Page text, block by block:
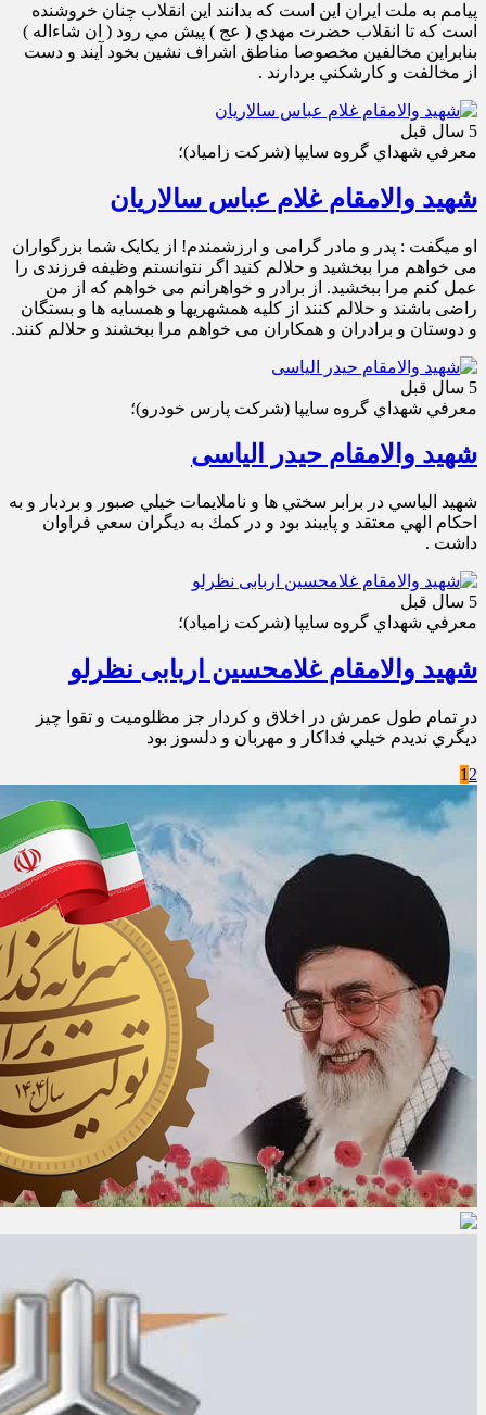
پيامم به ملت ايران اين است كه بدانند اين انقلاب چنان خروشنده
است كه تا انقلاب حضرت مهدي ( عج ) پيش مي رود ( ان شاءاله )
بنابراين مخالفين مخصوصا مناطق اشراف نشين بخود آيند و دست
از مخالفت و كارشكني بردارند .
5 سال قبل
معرفي شهداي گروه سايپا (شركت زامياد)؛
شهید والامقام غلام عباس سالاریان
او ميگفت : پدر و مادر گرامی و ارزشمندم! از یکایک شما بزرگواران
می خواهم مرا ببخشید و حلالم کنید اگر نتوانستم وظیفه فرزندی را
عمل کنم مرا ببخشید. از برادر و خواهرانم می خواهم که از من
راضی باشند و حلالم کنند از کلیه همشهریها و همسایه ها و بستگان
و دوستان و برادران و همکاران می خواهم مرا ببخشند و حلالم کنند.
5 سال قبل
معرفي شهداي گروه سايپا (شركت پارس خودرو)؛
شهید والامقام حیدر الیاسی
شهيد الياسي در برابر سختي ها و ناملايمات خيلي صبور و بردبار و به
احكام الهي معتقد و پايبند بود و در كمك به ديگران سعي فراوان
داشت .
5 سال قبل
معرفي شهداي گروه سايپا (شركت زامياد)؛
شهید والامقام غلامحسین اربابی نظرلو
در تمام طول عمرش در اخلاق و كردار جز مظلوميت و تقوا چيز
ديگري نديدم خيلي فداكار و مهربان و دلسوز بود
1 2